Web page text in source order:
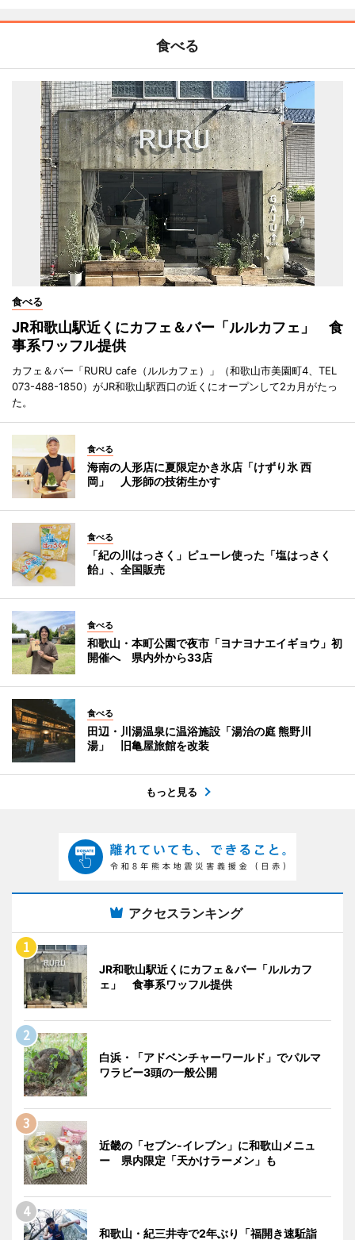
食べる
食べる
JR和歌山駅近くにカフェ＆バー「ルルカフェ」 食
事系ワッフル提供
カフェ＆バー「RURU cafe（ルルカフェ）」（和歌山市美園町4、TEL
073-488-1850）がJR和歌山駅西口の近くにオープンして2カ月がたっ
た。
食べる
海南の人形店に夏限定かき氷店「けずり氷 西
岡」 人形師の技術生かす
食べる
「紀の川はっさく」ピューレ使った「塩はっさく
飴」、全国販売
食べる
和歌山・本町公園で夜市「ヨナヨナエイギョウ」初
開催へ 県内外から33店
食べる
田辺・川湯温泉に温浴施設「湯治の庭 熊野川
湯」 旧亀屋旅館を改装
もっと見る
アクセスランキング
JR和歌山駅近くにカフェ＆バー「ルルカフ
ェ」 食事系ワッフル提供
白浜・「アドベンチャーワールド」でパルマ
ワラビー3頭の一般公開
近畿の「セブン-イレブン」に和歌山メニュ
ー 県内限定「天かけラーメン」も
和歌山・紀三井寺で2年ぶり「福開き速駈詣